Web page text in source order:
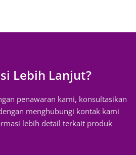
Lebih Lanjut?
penawaran kami, konsultasikan
menghubungi kontak kami
lebih detail terkait produk